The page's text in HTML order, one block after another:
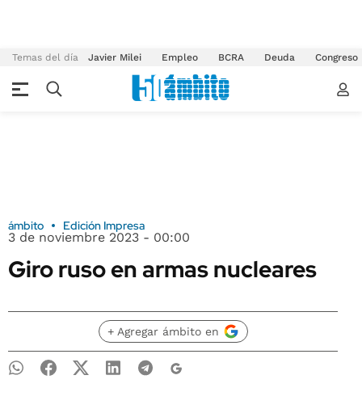
Temas del día Javier Milei Empleo BCRA Deuda Congreso
ámbito Edición Impresa
3 de noviembre 2023 - 00:00
Giro ruso en armas nucleares
+ Agregar ámbito en